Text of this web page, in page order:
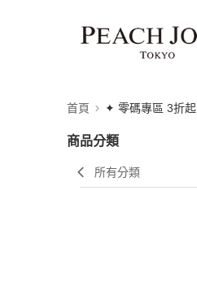
首頁 ✦ 零碼專區 3折起
商品分類
所有分類